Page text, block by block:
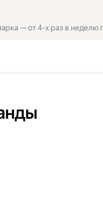
— от 4-х раз в неделю